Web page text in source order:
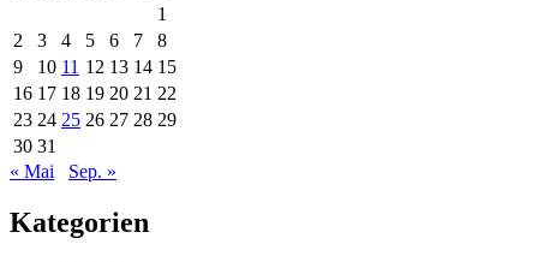
1
2
3 4 5 6 7
8
9
10 11 12 13 14 15
16 17 18 19 20 21 22
23 24 25 26 27 28 29
30 31
« Mai
Sep. »
Kategorien